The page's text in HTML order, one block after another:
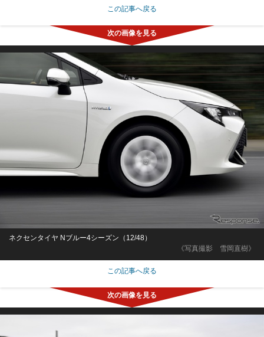
この記事へ戻る
《写真撮影 雪岡直樹》
ネクセンタイヤ Nブルー4シーズン（12/48）
この記事へ戻る